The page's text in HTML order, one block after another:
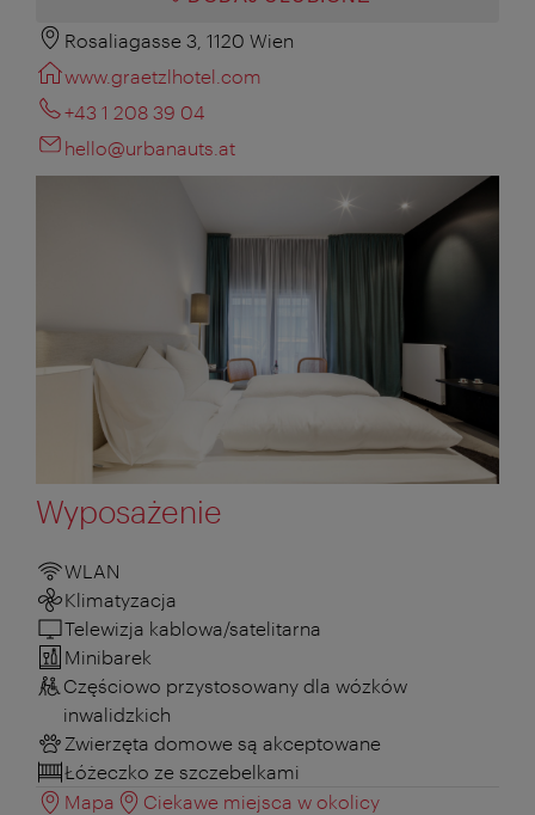
Rosaliagasse 3, 1120 Wien
www.graetzlhotel.com
+43 1 208 39 04
hello@urbanauts.at
Wyposażenie
WLAN
Klimatyzacja
Telewizja kablowa/satelitarna
Minibarek
Częściowo przystosowany dla wózków
inwalidzkich
Zwierzęta domowe są akceptowane
Łóżeczko ze szczebelkami
Mapa
Ciekawe miejsca w okolicy